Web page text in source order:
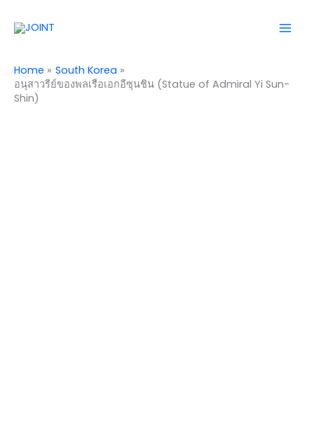
Home
South Korea
อนุสาวรีย์ของพลเรือเอกอีซุนชิน (Statue of Admiral Yi Sun-
Shin)